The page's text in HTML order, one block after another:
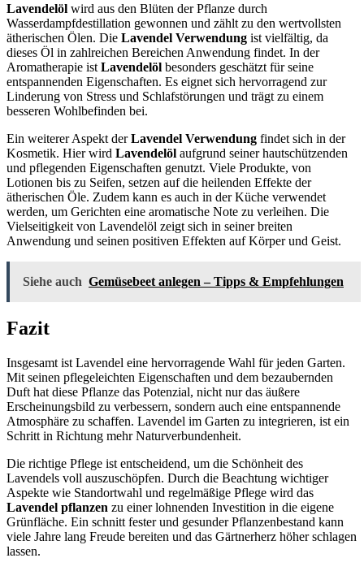
Lavendelöl wird aus den Blüten der Pflanze durch
Wasserdampfdestillation gewonnen und zählt zu den wertvollsten
ätherischen Ölen. Die Lavendel Verwendung ist vielfältig, da
dieses Öl in zahlreichen Bereichen Anwendung findet. In der
Aromatherapie ist Lavendelöl besonders geschätzt für seine
entspannenden Eigenschaften. Es eignet sich hervorragend zur
Linderung von Stress und Schlafstörungen und trägt zu einem
besseren Wohlbefinden bei.
Ein weiterer Aspekt derLavendel Verwendung findet sich in der
Kosmetik. Hier wird Lavendelöl aufgrund seiner hautschützenden
und pflegenden Eigenschaften genutzt. Viele Produkte, von
Lotionen bis zu Seifen, setzen auf die heilenden Effekte der
ätherischen Öle. Zudem kann es auch in der Küche verwendet
werden, um Gerichten eine aromatische Note zu verleihen. Die
Vielseitigkeit von Lavendelöl zeigt sich in seiner breiten
Anwendung und seinen positiven Effekten auf Körper und Geist.
Siehe auch Gemüsebeet anlegen – Tipps & Empfehlungen
Fazit
Insgesamt ist Lavendel eine hervorragende Wahl für jeden Garten.
Mit seinen pflegeleichten Eigenschaften und dem bezaubernden
Duft hat diese Pflanze das Potenzial, nicht nur das äußere
Erscheinungsbild zu verbessern, sondern auch eine entspannende
Atmosphäre zu schaffen. Lavendel im Garten zu integrieren, ist ein
Schritt in Richtung mehr Naturverbundenheit.
Die richtige Pflege ist entscheidend, um die Schönheit des
Lavendels voll auszuschöpfen. Durch die Beachtung wichtiger
Aspekte wie Standortwahl und regelmäßige Pflege wird das
Lavendel pflanzen zu einer lohnenden Investition in die eigene
Grünfläche. Ein schnitt fester und gesunder Pflanzenbestand kann
viele Jahre lang Freude bereiten und das Gärtnerherz höher schlagen
lassen.